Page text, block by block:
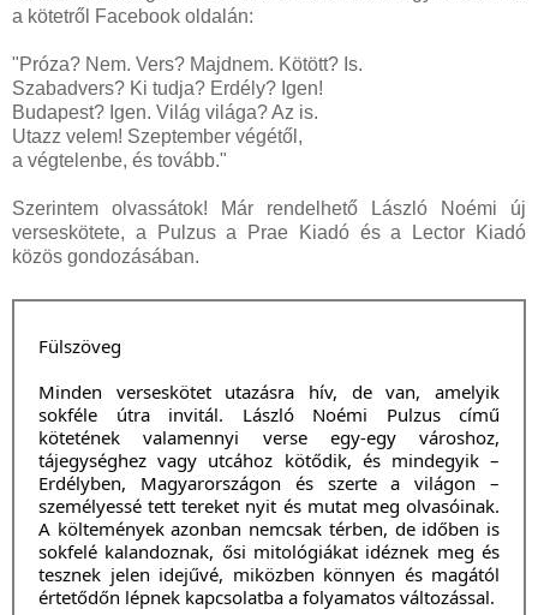
a kötetről Facebook oldalán:
"Próza? Nem. Vers? Majdnem. Kötött? Is.
Szabadvers? Ki tudja? Erdély? Igen!
Budapest? Igen. Világ világa? Az is.
Utazz velem! Szeptember végétől,
a végtelenbe, és tovább."
Szerintem olvassátok! Már rendelhető László Noémi új
verseskötete, a Pulzus a Prae Kiadó és a Lector Kiadó
közös gondozásában.
Fülszöveg
Minden verseskötet utazásra hív, de van, amelyik
sokféle útra invitál. László Noémi Pulzus című
kötetének valamennyi verse egy-egy városhoz,
tájegységhez vagy utcához kötődik, és mindegyik –
Erdélyben, Magyarországon és szerte a világon –
személyessé tett tereket nyit és mutat meg olvasóinak.
A költemények azonban nemcsak térben, de időben is
sokfelé kalandoznak, ősi mitológiákat idéznek meg és
tesznek jelen idejűvé, miközben könnyen és magától
értetődőn lépnek kapcsolatba a folyamatos változással.